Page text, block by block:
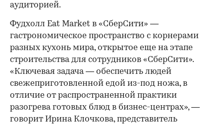
аудиторией.
Фудхолл Eat Market в «СберСити» —
гастрономическое пространство с корнерами
разных кухонь мира, открытое еще на этапе
строительства для сотрудников «СберСити».
«Ключевая задача — обеспечить людей
свежеприготовленной едой из-под ножа, в
отличие от распространенной практики
разогрева готовых блюд в бизнес-центрах», —
говорит Ирина Клочкова, представитель